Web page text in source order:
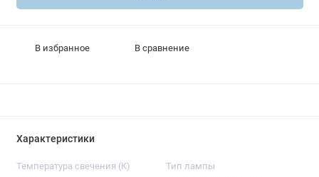
В избранное В сравнение
Характеристики
Температура свечения (К) Тип лампы